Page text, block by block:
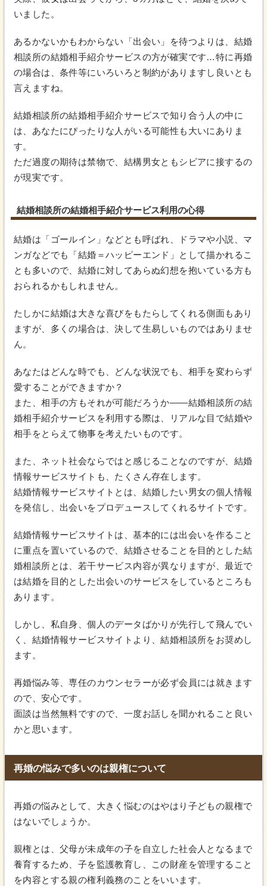
いました。
あるかないかもわからない「出会い」を待つよりは、結婚
相談所の結婚相手紹介サービスの方が確実です…特に再婚
の場合は、条件等にいろいろと制約がありますし良いとも
言えますね。
結婚相談所の結婚相手紹介サービスで知り合う人の中に
は、あなたにぴったりな人がいる可能性も大いにありま
す。
ただ過度の期待は禁物で、結構男女ともシビアに接するの
が現実です。
結婚相談所の結婚相手紹介サービス利用の心得
結婚は「ゴールイン」などとも呼ばれ、ドラマや小説、マ
ンガなどでも「結婚＝ハッピーエンド」として描かれるこ
とも多いので、結婚に対してあらぬ幻想を抱いている方も
おられるかもしれません。
たしかに結婚は大きな喜びをもたらしてくれる側面もあり
ますが、多くの場合は、決して生易しいものではありませ
ん。
あなたはどんな時でも、どんな状況でも、相手を変わらず
愛することができますか？
また、相手の方もそれが可能だろうか――結婚相談所の結
婚相手紹介サービスを利用する際は、リアルな目で結婚や
相手をとらえて物事を考えたいものです。
また、ネット社会ならではと感じることなのですが、結婚
情報サービスサイトも、たくさん存在します。
結婚情報サービスサイトとは、結婚したい男女の個人情報
を発信し、出会いをプロデュースしてくれるサイトです。
結婚情報サービスサイトは、基本的には出会いを作ること
に重点を置いているので、結婚させることを目的とした結
婚相談所とは、若干サービス内容が異なりますが、最近で
は結婚を目的とした出会いのサービスをしているところも
あります。
しかし、私自身、個人のデータばかりが先行して飛んでい
く、結婚情報サービスサイトより、結婚相談所をお奨めし
ます。
再婚悩み等、専任のカウンセラーが必ず会員には就きます
ので、安心です。
面談は当然無料ですので、一度お話しを聞かれること良い
かと思います。
再婚の悩みで多いのは親権について
再婚の悩みとして、大きく悩むのはやはり子どもの親権で
はないでしょうか。
親権とは、父母が未成年の子を自立した社会人となるまで
養育するため、子を監護教育し、この財産を管理すること
を内容とする親の権利義務のことをいいます。